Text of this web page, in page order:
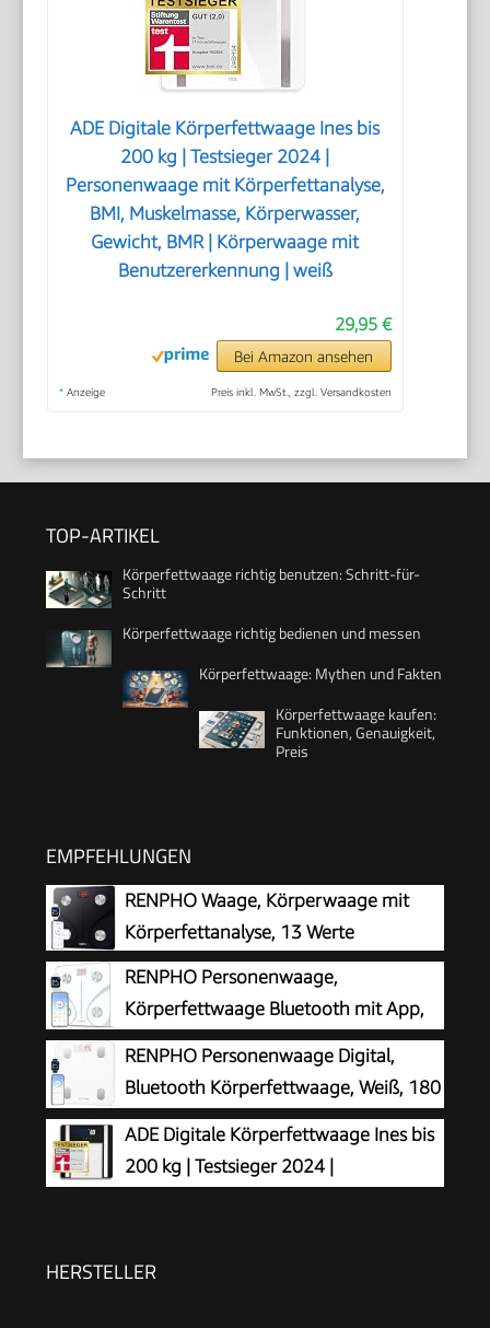
ADE Digitale Körperfettwaage Ines bis
200 kg | Testsieger 2024 |
Personenwaage mit Körperfettanalyse,
BMI, Muskelmasse, Körperwasser,
Gewicht, BMR | Körperwaage mit
Benutzererkennung | weiß
29,95 €
Bei Amazon ansehen
* Anzeige Preis inkl. MwSt., zzgl. Versandkosten
TOP-ARTIKEL
Körperfettwaage richtig benutzen: Schritt-für-
Schritt
Körperfettwaage richtig bedienen und messen
Körperfettwaage: Mythen und Fakten
Körperfettwaage kaufen:
Funktionen, Genauigkeit,
Preis
EMPFEHLUNGEN
RENPHO Waage, Körperwaage mit
Körperfettanalyse, 13 Werte
RENPHO Personenwaage,
Körperfettwaage Bluetooth mit App,
Weiß
RENPHO Personenwaage Digital,
Bluetooth Körperfettwaage, Weiß, 180
kg
ADE Digitale Körperfettwaage Ines bis
200 kg | Testsieger 2024 |
Körperwaage mit Benutzererkennung | schwarz
HERSTELLER